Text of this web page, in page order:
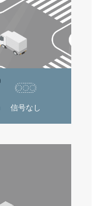
信号なし